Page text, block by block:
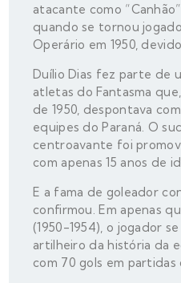
atacante como
quando se tornou
Operário em 1950,
Duílio Dias fez parte de
atletas do Fantasma
de 1950, despontava
equipes do Paraná. O
centroavante foi
com apenas 15 anos de
E a fama de goleador
confirmou. Em apenas
(1950-1954), o jogador
artilheiro da história da
com 70 gols em partidas